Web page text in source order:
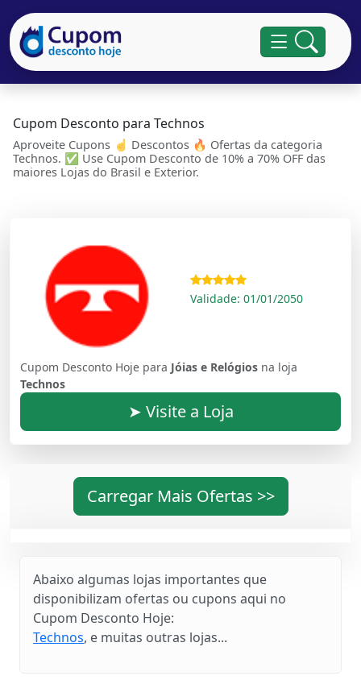
Cupom Desconto para Technos
Aproveite Cupons ☝ Descontos 🔥 Ofertas da categoria
Technos. ✅ Use Cupom Desconto de 10% a 70% OFF das
maiores Lojas do Brasil e Exterior.
Validade: 01/01/2050
Cupom Desconto Hoje para Jóias e Relógios na loja
Technos
➤ Visite a Loja
Carregar Mais Ofertas >>
Abaixo algumas lojas importantes que
disponibilizam ofertas ou cupons aqui no
Cupom Desconto Hoje:
Technos, e muitas outras lojas...